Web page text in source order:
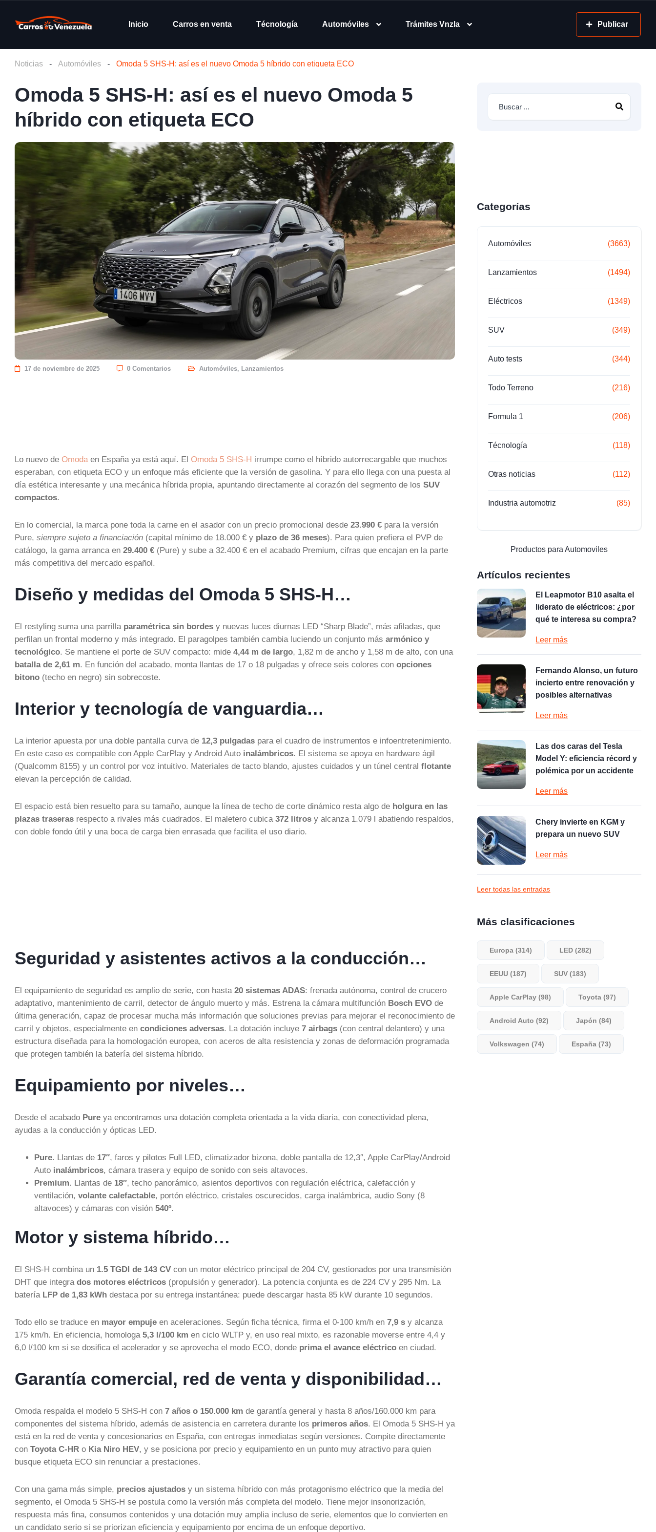
Inicio Carros en venta Técnología Automóviles Trámites Vnzla Publicar
Noticias - Automóviles - Omoda 5 SHS-H: así es el nuevo Omoda 5 híbrido con etiqueta ECO
Omoda 5 SHS-H: así es el nuevo Omoda 5
híbrido con etiqueta ECO
17 de noviembre de 2025 0 Comentarios Automóviles, Lanzamientos
Lo nuevo de Omoda en España ya está aquí. El Omoda 5 SHS-H irrumpe como el híbrido autorrecargable que muchos
esperaban, con etiqueta ECO y un enfoque más eficiente que la versión de gasolina. Y para ello llega con una puesta al
día estética interesante y una mecánica híbrida propia, apuntando directamente al corazón del segmento de los SUV
compactos.
En lo comercial, la marca pone toda la carne en el asador con un precio promocional desde 23.990 € para la versión
Pure, siempre sujeto a financiación (capital mínimo de 18.000 € y plazo de 36 meses). Para quien prefiera el PVP de
catálogo, la gama arranca en 29.400 € (Pure) y sube a 32.400 € en el acabado Premium, cifras que encajan en la parte
más competitiva del mercado español.
Diseño y medidas del Omoda 5 SHS-H…
El restyling suma una parrilla paramétrica sin bordes y nuevas luces diurnas LED “Sharp Blade”, más afiladas, que
perfilan un frontal moderno y más integrado. El paragolpes también cambia luciendo un conjunto más armónico y
tecnológico. Se mantiene el porte de SUV compacto: mide 4,44 m de largo, 1,82 m de ancho y 1,58 m de alto, con una
batalla de 2,61 m. En función del acabado, monta llantas de 17 o 18 pulgadas y ofrece seis colores con opciones
bitono (techo en negro) sin sobrecoste.
Interior y tecnología de vanguardia…
La interior apuesta por una doble pantalla curva de 12,3 pulgadas para el cuadro de instrumentos e infoentretenimiento.
En este caso es compatible con Apple CarPlay y Android Auto inalámbricos. El sistema se apoya en hardware ágil
(Qualcomm 8155) y un control por voz intuitivo. Materiales de tacto blando, ajustes cuidados y un túnel central flotante
elevan la percepción de calidad.
El espacio está bien resuelto para su tamaño, aunque la línea de techo de corte dinámico resta algo de holgura en las
plazas traseras respecto a rivales más cuadrados. El maletero cubica 372 litros y alcanza 1.079 l abatiendo respaldos,
con doble fondo útil y una boca de carga bien enrasada que facilita el uso diario.
Seguridad y asistentes activos a la conducción…
El equipamiento de seguridad es amplio de serie, con hasta 20 sistemas ADAS: frenada autónoma, control de crucero
adaptativo, mantenimiento de carril, detector de ángulo muerto y más. Estrena la cámara multifunción Bosch EVO de
última generación, capaz de procesar mucha más información que soluciones previas para mejorar el reconocimiento de
carril y objetos, especialmente en condiciones adversas. La dotación incluye 7 airbags (con central delantero) y una
estructura diseñada para la homologación europea, con aceros de alta resistencia y zonas de deformación programada
que protegen también la batería del sistema híbrido.
Equipamiento por niveles…
Desde el acabado Pure ya encontramos una dotación completa orientada a la vida diaria, con conectividad plena,
ayudas a la conducción y ópticas LED.
Pure. Llantas de 17″, faros y pilotos Full LED, climatizador bizona, doble pantalla de 12,3″, Apple CarPlay/Android
Auto inalámbricos, cámara trasera y equipo de sonido con seis altavoces.
Premium. Llantas de 18″, techo panorámico, asientos deportivos con regulación eléctrica, calefacción y
ventilación, volante calefactable, portón eléctrico, cristales oscurecidos, carga inalámbrica, audio Sony (8
altavoces) y cámaras con visión 540º.
Motor y sistema híbrido…
El SHS-H combina un 1.5 TGDI de 143 CV con un motor eléctrico principal de 204 CV, gestionados por una transmisión
DHT que integra dos motores eléctricos (propulsión y generador). La potencia conjunta es de 224 CV y 295 Nm. La
batería LFP de 1,83 kWh destaca por su entrega instantánea: puede descargar hasta 85 kW durante 10 segundos.
Todo ello se traduce en mayor empuje en aceleraciones. Según ficha técnica, firma el 0-100 km/h en 7,9 s y alcanza
175 km/h. En eficiencia, homologa 5,3 l/100 km en ciclo WLTP y, en uso real mixto, es razonable moverse entre 4,4 y
6,0 l/100 km si se dosifica el acelerador y se aprovecha el modo ECO, donde prima el avance eléctrico en ciudad.
Garantía comercial, red de venta y disponibilidad…
Omoda respalda el modelo 5 SHS-H con 7 años o 150.000 km de garantía general y hasta 8 años/160.000 km para
componentes del sistema híbrido, además de asistencia en carretera durante los primeros años. El Omoda 5 SHS-H ya
está en la red de venta y concesionarios en España, con entregas inmediatas según versiones. Compite directamente
con Toyota C-HR o Kia Niro HEV, y se posiciona por precio y equipamiento en un punto muy atractivo para quien
busque etiqueta ECO sin renunciar a prestaciones.
Con una gama más simple, precios ajustados y un sistema híbrido con más protagonismo eléctrico que la media del
segmento, el Omoda 5 SHS-H se postula como la versión más completa del modelo. Tiene mejor insonorización,
respuesta más fina, consumos contenidos y una dotación muy amplia incluso de serie, elementos que lo convierten en
un candidato serio si se priorizan eficiencia y equipamiento por encima de un enfoque deportivo.
Categorías
Automóviles (3663)
Lanzamientos (1494)
Eléctricos (1349)
SUV (349)
Auto tests (344)
Todo Terreno (216)
Formula 1 (206)
Técnología (118)
Otras noticias (112)
Industria automotriz (85)
Productos para Automoviles
Artículos recientes
El Leapmotor B10 asalta el
liderato de eléctricos: ¿por
qué te interesa su compra?
Leer más
Fernando Alonso, un futuro
incierto entre renovación y
posibles alternativas
Leer más
Las dos caras del Tesla
Model Y: eficiencia récord y
polémica por un accidente
Leer más
Chery invierte en KGM y
prepara un nuevo SUV
Leer más
Leer todas las entradas
Más clasificaciones
Europa (314) LED (282)
EEUU (187) SUV (183)
Apple CarPlay (98) Toyota (97)
Android Auto (92) Japón (84)
Volkswagen (74) España (73)